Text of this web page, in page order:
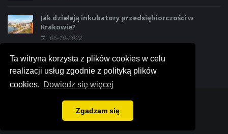
Ta witryna korzysta z plików cookies w celu
realizacji usług zgodnie z polityką plików
cookies. Dowiedz się więcej
Zgadzam się
Jak działają inkubatory przedsiębiorczości w
Krakowie?
06-10-2022
© 2018 Portal regionalny o Krakowie